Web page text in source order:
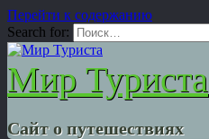
Перейти к содержанию
Search for:
Мир Туриста
Сайт о путешествиях